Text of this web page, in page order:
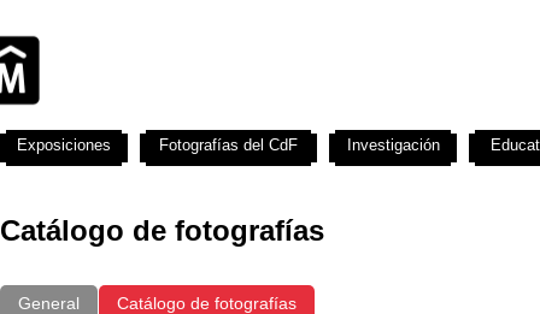
Catálogo de fotografías
General Catálogo de fotografías
Exposiciones Fotografías del CdF Investigación